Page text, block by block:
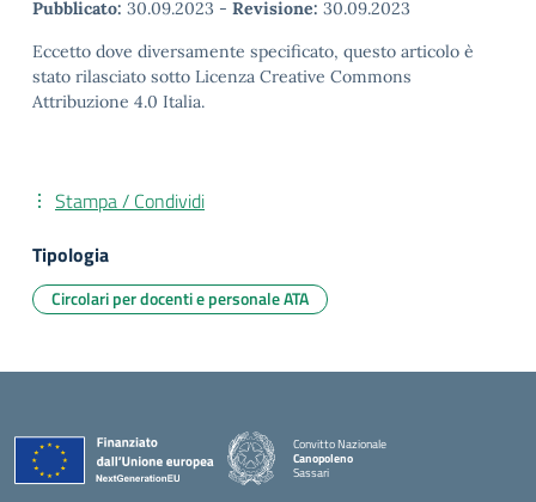
Pubblicato: 30.09.2023 - Revisione: 30.09.2023
Eccetto dove diversamente specificato, questo articolo è
stato rilasciato sotto Licenza Creative Commons
Attribuzione 4.0 Italia.
Stampa / Condividi
Tipologia
Circolari per docenti e personale ATA
Convitto Nazionale
Canopoleno
Sassari